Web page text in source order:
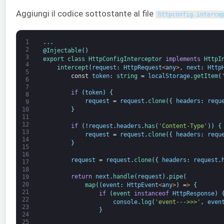
Aggiungi il codice sottostante al file httpconfig .
1
2
3
4
5
6
7
8
9
10
11
12
13
14
15
16
17
18
19
20
21
22
23
24
25
. . .
@Injectable( )
export
class HttpConfigInterceptor implements
intercept ( request : HttpRequest<any>, next :
const token: string = localStorage.getItem(
if (token)
{
request = request . clone( { headers :
}
if ( ! request . headers . has ( 'Content-Type' ) )
{
request = request . clone( { headers :
}
request = request . clone( { headers : request .
return next . handle( request ) . pipe(
map( (event : HttpEvent<any>) =>
{
if
(event instanceof HttpResponse)
console. log ( 'event--->>>' ,
}